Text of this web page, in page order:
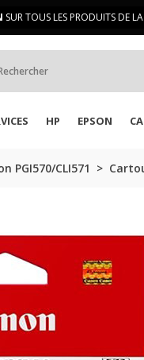
SUR TOUS LES PRODUITS DE
HP EPSON
PGI570/CLI571